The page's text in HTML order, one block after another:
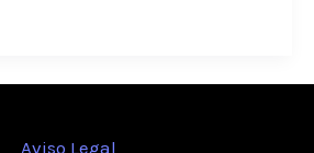
Aviso Legal